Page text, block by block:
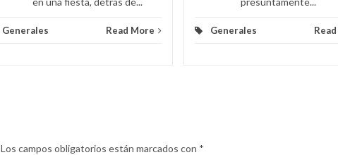
Generales Read More Generales
Los campos obligatorios están marcados con *